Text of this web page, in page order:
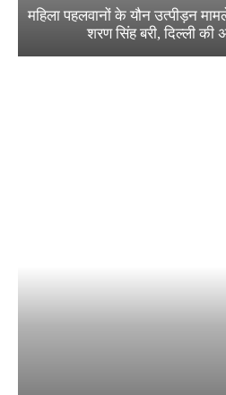
महिला पहलवानों के यौन उत्पीड़न
शरण सिंह बरी, दिल्ली